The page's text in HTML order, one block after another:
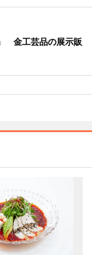
金工芸品の展示販